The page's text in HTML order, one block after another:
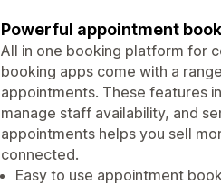
Powerful appointment
All in one booking platform for
booking apps come with a
appointments. These features
manage staff availability, and
appointments helps you sell
connected.
Easy to use appointment